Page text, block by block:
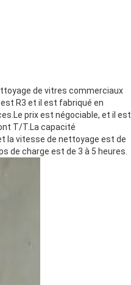
de vitres commerciaux
R3 et il est fabriqué en
prix est négociable, et il est
T/T.La capacité
la vitesse de nettoyage est de
de charge est de 3 à 5 heures.